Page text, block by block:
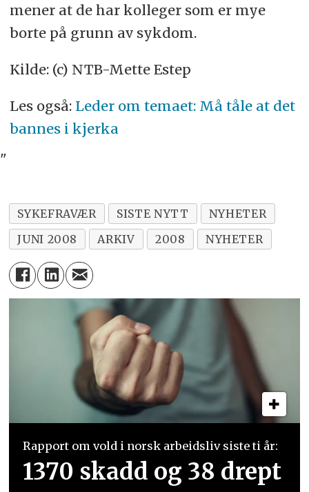
me­ner at de har kol­le­ger som er mye
bor­te på grunn av syk­dom.
Kilde: (c) NTB-Mette Estep
Les også: Leder om temaet: Må tåle at det
bannes i kjerka
"
SYKEFRAVÆR SISTE NYTT
NYHETER
JUNI 2008
ARKIV 2008 NYHETER
Rapport om vold i norsk arbeidsliv siste ti år:
1370 skadd og 38 drept